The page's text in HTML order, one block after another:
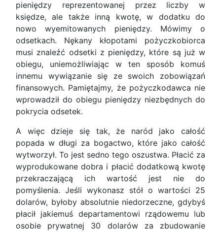
pieniędzy reprezentowanej przez liczby w
księdze, ale także inną kwotę, w dodatku do
nowo wyemitowanych pieniędzy. Mówimy o
odsetkach. Nękany kłopotami pożyczkobiorca
musi znaleźć odsetki z pieniędzy, które są już w
obiegu, uniemożliwiając w ten sposób komuś
innemu wywiązanie się ze swoich zobowiązań
finansowych. Pamiętajmy, że pożyczkodawca nie
wprowadził do obiegu pieniędzy niezbędnych do
pokrycia odsetek.
A więc dzieje się tak, że naród jako całość
popada w długi za bogactwo, które jako całość
wytworzył. To jest sedno tego oszustwa. Płacić za
wyprodukowane dobra i płacić dodatkową kwotę
przekraczającą ich wartość jest nie do
pomyślenia. Jeśli wykonasz stół o wartości 25
dolarów, byłoby absolutnie niedorzeczne, gdybyś
płacił jakiemuś departamentowi rządowemu lub
osobie prywatnej 30 dolarów za zbudowanie